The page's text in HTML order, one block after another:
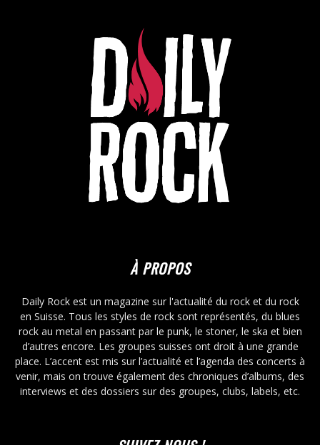
À PROPOS
Daily Rock est un magazine sur l'actualité du rock et du rock
en Suisse. Tous les styles de rock sont représentés, du blues
rock au metal en passant par le punk, le stoner, le ska et bien
d’autres encore. Les groupes suisses ont droit à une grande
place. L’accent est mis sur l’actualité et l’agenda des concerts à
venir, mais on trouve également des chroniques d’albums, des
interviews et des dossiers sur des groupes, clubs, labels, etc.